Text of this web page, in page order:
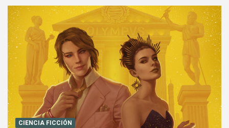
CIENCIA FICCIÓN